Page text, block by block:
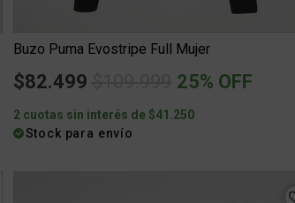
Buzo Puma Evostripe Full Mujer
$82.499 Price reduced from
to
25% OFF
2 cuotas sin interés de $41.250
Stock para envío